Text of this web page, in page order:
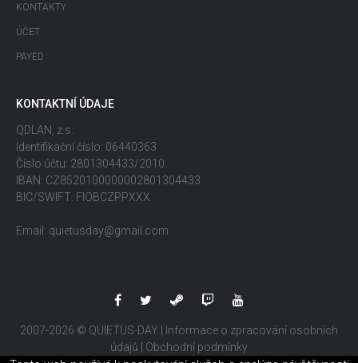
KONTAKTY
ÚČET
PAYED
KONTAKTNÍ ÚDAJE
QDLAN, z.s.
Identifikační číslo: 06440363
Číslo účtu: 2801304433/2010
IBAN: CZ8520100000002801304433
BIC/SWIFT: FIOBCZPPXXX
Email: quietusday@gmail.com
2007-2026 © QUIETUS-DAY |
Informace o zpracování osobních
údajů
Obchodní podmínky